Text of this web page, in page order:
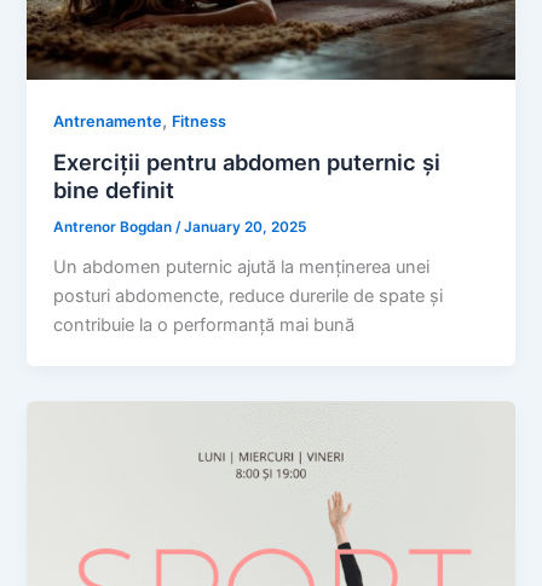
Antrenamente, Fitness
Exerciții pentru abdomen puternic și
bine definit
Antrenor Bogdan/January 20, 2025
Un abdomen puternic ajută la menținerea unei
posturi abdomencte, reduce durerile de spate și
contribuie la o performanță mai bună